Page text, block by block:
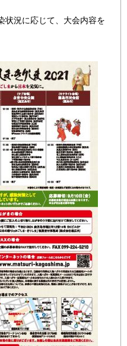
状況に応じて、大会内容を